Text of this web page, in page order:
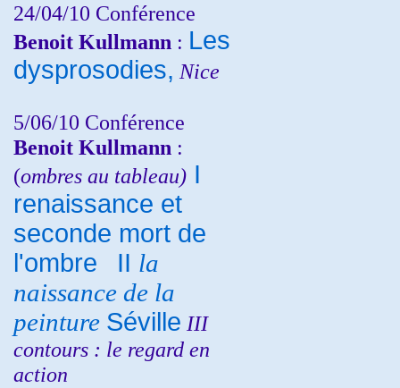
24/04/10 Conférence
Benoit Kullmann : Les
dysprosodies, Nice
5/06/10 Conférence
Benoit Kullmann :
(ombres au tableau) I
renaissance et
seconde mort de
l'ombre
II la
naissance de la
peinture Séville III
contours : le regard en
action